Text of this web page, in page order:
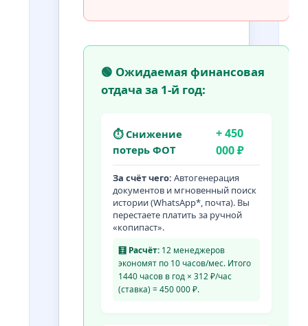
🟢 Ожидаемая финансовая
отдача за 1-й год:
⏱ Снижение
потерь ФОТ
+ 450
000 ₽
За счёт чего: Автогенерация
документов и мгновенный поиск
истории (WhatsApp*, почта). Вы
перестаете платить за ручной
«копипаст».
🧮 Расчёт: 12 менеджеров
экономят по 10 часов/мес. Итого
1440 часов в год × 312 ₽/час
(ставка) = 450 000 ₽.